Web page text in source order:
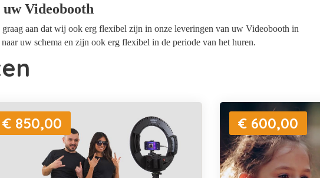
Videobooth
aan dat wij ook erg flexibel zijn in onze leveringen van uw Videobooth in
uw schema en zijn ook erg flexibel in de periode van het huren.
€ 850,00 € 600,00